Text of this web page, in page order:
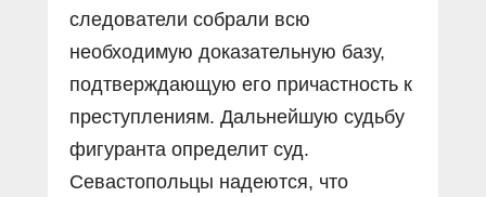
следователи собрали всю
необходимую доказательную базу,
подтверждающую его причастность к
преступлениям. Дальнейшую судьбу
фигуранта определит суд.
Севастопольцы надеются, что